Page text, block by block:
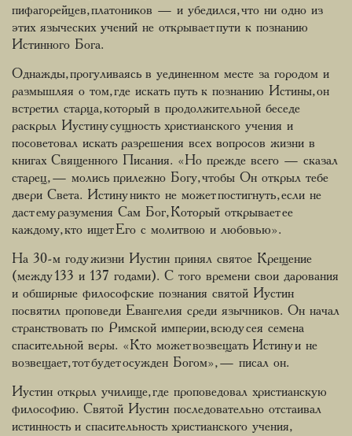
пифагорейцев, платоников — и убедился, что ни одно из
этих языческих учений не открывает пути к познанию
Истинного Бога.
Однажды, прогуливаясь в уединенном месте за городом и
размышляя о том, где искать путь к познанию Истины, он
встретил старца, который в продолжительной беседе
раскрыл Иустину сущность христианского учения и
посоветовал искать разрешения всех вопросов жизни в
книгах Священного Писания. «Но прежде всего — сказал
старец, — молись прилежно Богу, чтобы Он открыл тебе
двери Света. Истину никто не может постигнуть, если не
даст ему разумения Сам Бог, Который открывает ее
каждому, кто ищет Его с молитвою и любовью».
На 30-м году жизни Иустин принял святое Крещение
(между 133 и 137 годами). С того времени свои дарования
и обширные философские познания святой Иустин
посвятил проповеди Евангелия среди язычников. Он начал
странствовать по Римской империи, всюду сея семена
спасительной веры. «Кто может возвещать Истину и не
возвещает, тот будет осужден Богом», — писал он.
Иустин открыл училище, где проповедовал христианскую
философию. Святой Иустин последовательно отстаивал
истинность и спасительность христианского учения,